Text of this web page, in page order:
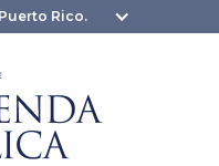
Rico.
seguros .pr.gov usan